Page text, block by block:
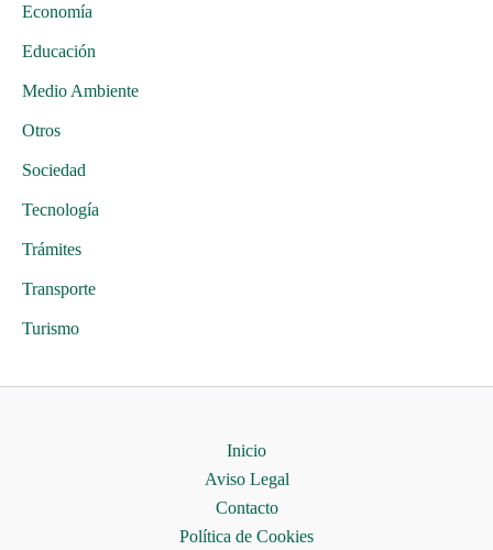
Economía
Educación
Medio Ambiente
Otros
Sociedad
Tecnología
Trámites
Transporte
Turismo
Inicio
Aviso Legal
Contacto
Política de Cookies